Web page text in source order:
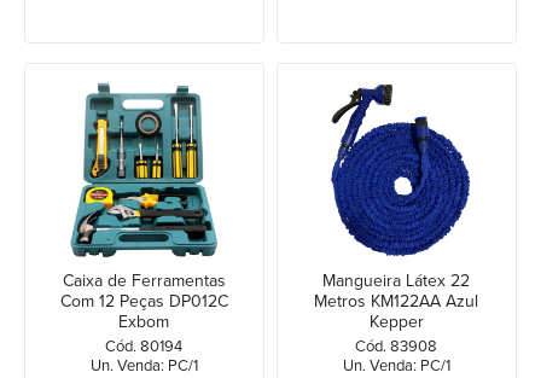
Caixa de Ferramentas
Com 12 Peças DP012C
Exbom
Cód. 80194
Un. Venda: PC/1
Mangueira Látex 22
Metros KM122AA Azul
Kepper
Cód. 83908
Un. Venda: PC/1